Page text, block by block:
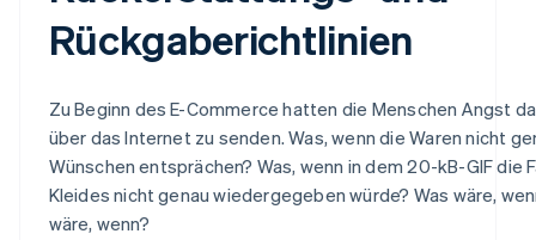
Rückgaberichtlinien
Zu Beginn des E-Commerce hatten die Menschen Angst
über das Internet zu senden. Was, wenn die Waren nicht
Wünschen entsprächen? Was, wenn in dem 20-kB-GIF die
Kleides nicht genau wiedergegeben würde? Was wäre,
wäre, wenn?